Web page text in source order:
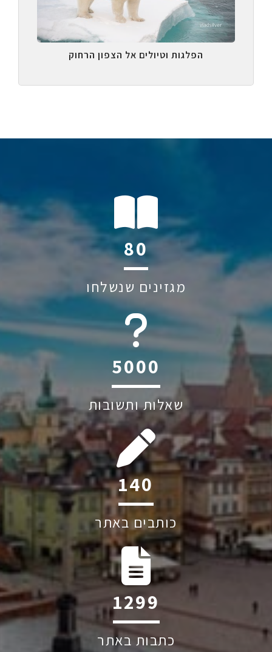
הפלגות וטיולים אל הצפון הרחוק
110
מגזינים שנשלחו
6045
שאלות ותשובות
192
כותבים באתר
1787
כתבות באתר